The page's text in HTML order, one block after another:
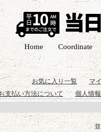
Coordinate
Home
お気に入り一覧
マ
支払い方法について
個人情